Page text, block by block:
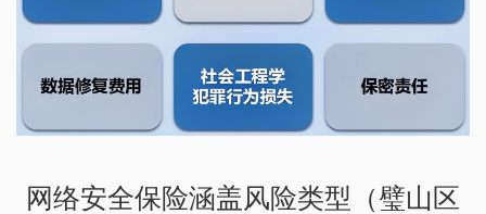
网络安全保险涵盖风险类型（璧山区